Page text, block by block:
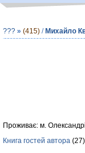
??? » (415) / Михайло
Проживає: м.
Книга гостей автора